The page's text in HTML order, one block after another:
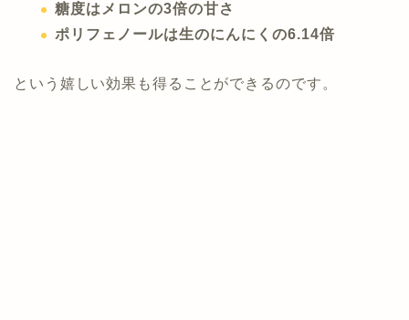
糖度はメロンの3倍の甘さ
ポリフェノールは生のにんにくの6.14倍
という嬉しい効果も得ることができるのです。